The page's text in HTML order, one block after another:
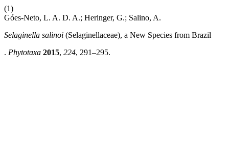
(1)
Góes-Neto, L. A. D. A.; Heringer, G.; Salino, A.
Selaginella salinoi (Selaginellaceae), a New Species from Brazil
. Phytotaxa 2015, 224, 291–295.